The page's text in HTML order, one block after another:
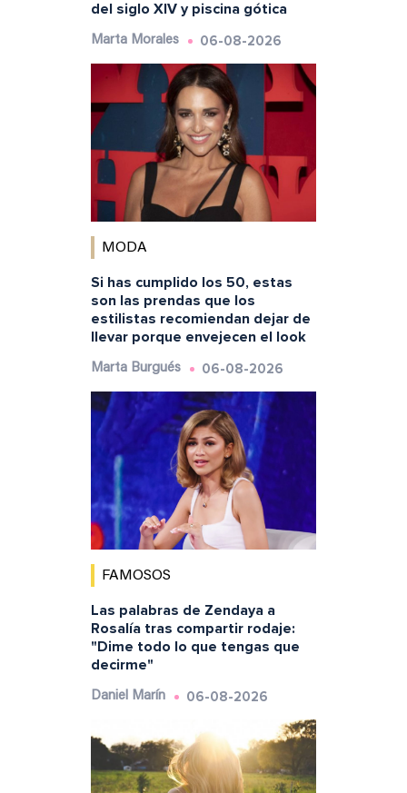
del siglo XIV y piscina gótica
Marta Morales 06-08-2026
MODA
Si has cumplido los 50, estas
son las prendas que los
estilistas recomiendan dejar de
llevar porque envejecen el look
Marta Burgués 06-08-2026
FAMOSOS
Las palabras de Zendaya a
Rosalía tras compartir rodaje:
"Dime todo lo que tengas que
decirme"
Daniel Marín 06-08-2026